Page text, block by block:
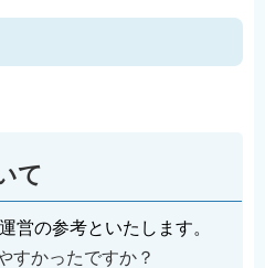
て
営の参考といたします。
すかったですか？